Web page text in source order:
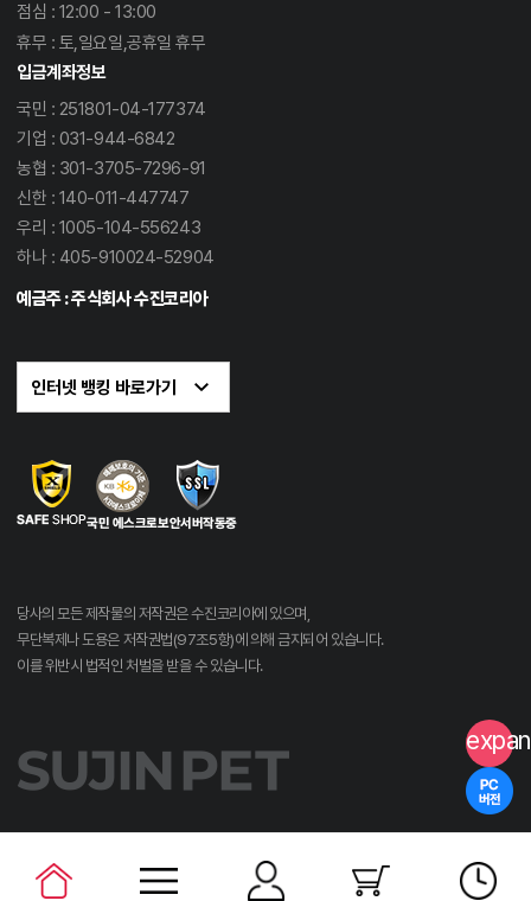
당사의 모든 제작물의 저작권은 수진코리아에 있으며,
무단복제나 도용은 저작권법(97조5항)에 의해 금지되어 있습니다.
이를 위반시 법적인 처벌을 받을 수 있습니다.
점심 : 12:00 - 13:00
휴무 : 토,일요일,공휴일 휴무
입금계좌정보
국민 : 251801-04-177374
기업 : 031-944-6842
농협 : 301-3705-7296-91
신한 : 140-011-447747
우리 : 1005-104-556243
하나 : 405-910024-52904
예금주 : 주식회사 수진코리아